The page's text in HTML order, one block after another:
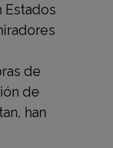
Estados
de
de
han